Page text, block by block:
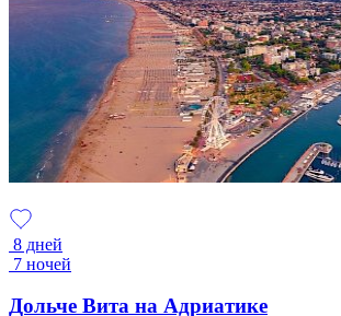
8 дней
7 ночей
Дольче Вита на Адриатике